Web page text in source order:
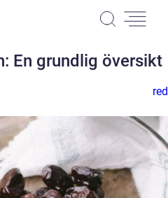
En grundlig översikt